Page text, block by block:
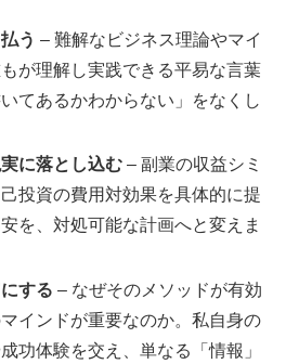
う – 難解なビジネス理論やマイ
が理解し実践できる平易な言葉
てあるかわからない」をなくし
に落とし込む – 副業の収益シミ
投資の費用対効果を具体的に提
を、対処可能な計画へと変えま
する – なぜそのメソッドが有効
インドが重要なのか。私自身の
功体験を交え、単なる「情報」